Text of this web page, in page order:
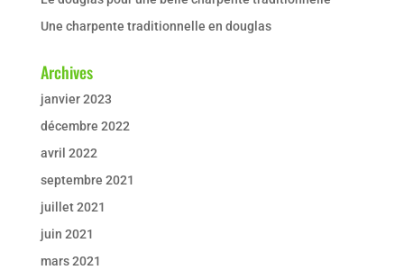
Une charpente traditionnelle en douglas
Archives
janvier 2023
décembre 2022
avril 2022
septembre 2021
juillet 2021
juin 2021
mars 2021